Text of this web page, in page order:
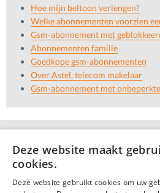
Hoe mijn beltoon verlengen?
Welke abonnementen voorzien
Gsm-abonnement met
Abonnementen familie
Goedkope gsm-abonnementen
Over Astel, telecom makelaar
Gsm-abonnement met
Deze website maakt
cookies.
Deze website gebruikt cookies om uw